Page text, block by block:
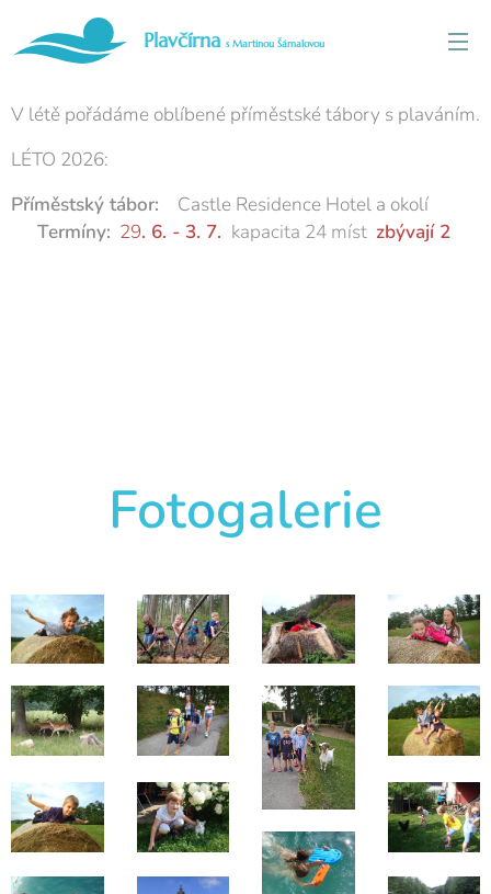
Plavčírna s Martinou Šámalovou
V létě pořádáme oblíbené příměstské tábory s plaváním.
LÉTO 2026:
Příměstský tábor:
Castle Residence Hotel a okolí
Termíny: 29. 6. - 3. 7. kapacita 24 míst zbývají 2
Fotogalerie